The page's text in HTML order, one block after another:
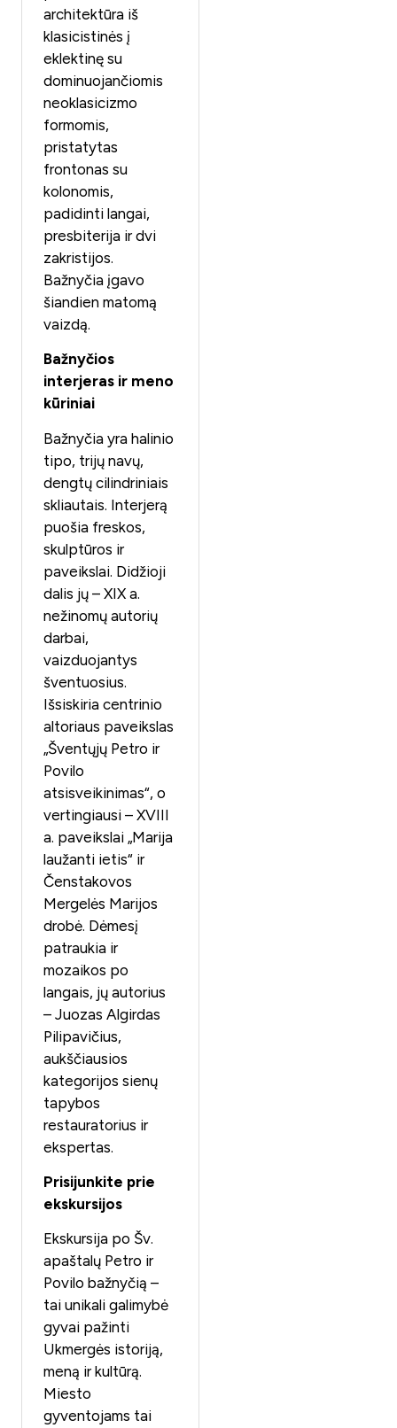
architektūra iš
klasicistinės į
eklektinę su
dominuojančiomis
neoklasicizmo
formomis,
pristatytas
frontonas su
kolonomis,
padidinti langai,
presbiterija ir dvi
zakristijos.
Bažnyčia įgavo
šiandien matomą
vaizdą.
Bažnyčios
interjeras ir meno
kūriniai
Bažnyčia yra halinio
tipo, trijų navų,
dengtų cilindriniais
skliautais. Interjerą
puošia freskos,
skulptūros ir
paveikslai. Didžioji
dalis jų – XIX a.
nežinomų autorių
darbai,
vaizduojantys
šventuosius.
Išsiskiria centrinio
altoriaus paveikslas
„Šventųjų Petro ir
Povilo
atsisveikinimas“, o
vertingiausi – XVIII
a. paveikslai „Marija
laužanti ietis“ ir
Čenstakovos
Mergelės Marijos
drobė. Dėmesį
patraukia ir
mozaikos po
langais, jų autorius
– Juozas Algirdas
Pilipavičius,
aukščiausios
kategorijos sienų
tapybos
restauratorius ir
ekspertas.
Prisijunkite prie
ekskursijos
Ekskursija po Šv.
apaštalų Petro ir
Povilo bažnyčią –
tai unikali galimybė
gyvai pažinti
Ukmergės istoriją,
meną ir kultūrą.
Miesto
gyventojams tai